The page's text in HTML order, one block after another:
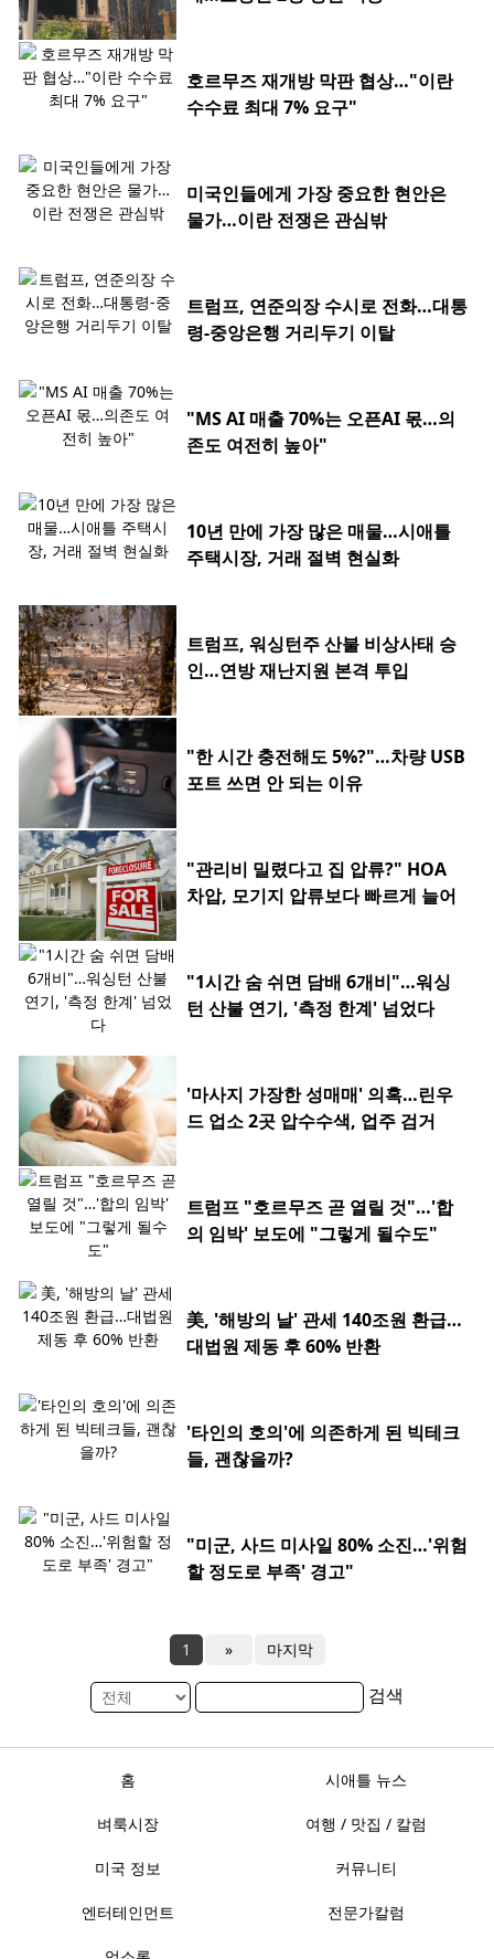
호르무즈 재개방 막판 협상…"이란
수수료 최대 7% 요구"
미국인들에게 가장 중요한 현안은
물가…이란 전쟁은 관심밖
트럼프, 연준의장 수시로 전화…대통
령-중앙은행 거리두기 이탈
"MS AI 매출 70%는 오픈AI 몫…의
존도 여전히 높아"
10년 만에 가장 많은 매물…시애틀
주택시장, 거래 절벽 현실화
트럼프, 워싱턴주 산불 비상사태 승
인…연방 재난지원 본격 투입
"한 시간 충전해도 5%?"…차량 USB
포트 쓰면 안 되는 이유
"관리비 밀렸다고 집 압류?" HOA
차압, 모기지 압류보다 빠르게 늘어
"1시간 숨 쉬면 담배 6개비"…워싱
턴 산불 연기, '측정 한계' 넘었다
'마사지 가장한 성매매' 의혹…린우
드 업소 2곳 압수수색, 업주 검거
트럼프 "호르무즈 곧 열릴 것"…'합
의 임박' 보도에 "그렇게 될수도"
美, '해방의 날' 관세 140조원 환급…
대법원 제동 후 60% 반환
'타인의 호의'에 의존하게 된 빅테크
들, 괜찮을까?
"미군, 사드 미사일 80% 소진…'위험
할 정도로 부족' 경고"
1 » 마지막
검색
홈 시애틀 뉴스
벼룩시장 여행 / 맛집 / 칼럼
미국 정보 커뮤니티
엔터테인먼트 전문가칼럼